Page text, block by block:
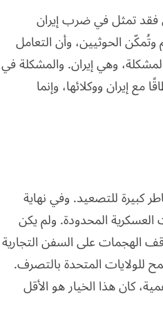
فقد تمثل في ضرب إيران
الحوثيين، وأن التعامل
وهي إيران. والمشكلة في
إيران ووكلائها، وإنما
للتصعيد. وفي نهاية
العسكرية المحدودة. ولم يكن
الهجمات على السفن التجارية
للولايات المتحدة بالتصرف.
كان هذا الخيار هو الأقل